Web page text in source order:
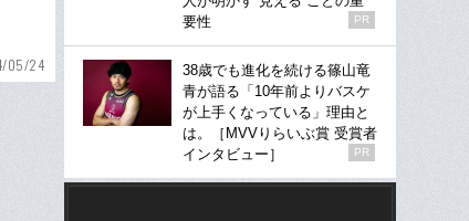
05/24
要性
PR
38歳でも進化を続ける篠山竜
青が語る「10年前よりバスケ
が上手くなっている」理由と
は。［MVVりらいぶ賞 受賞者
インタビュー］
PR